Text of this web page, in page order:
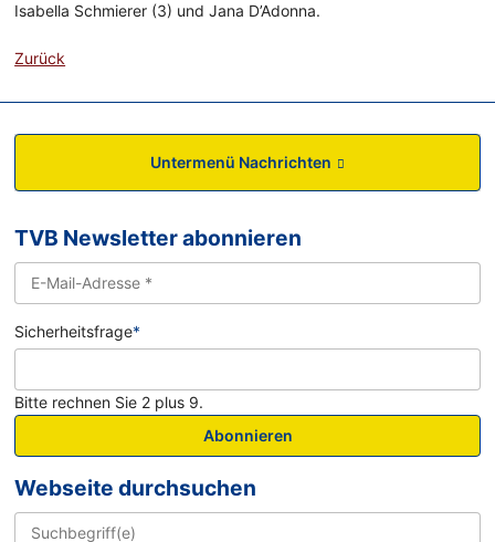
Isabella Schmierer (3) und Jana D’Adonna.
Zurück
Untermenü Nachrichten
TVB Newsletter abonnieren
Sicherheitsfrage*
Bitte rechnen Sie 2 plus 9.
Abonnieren
Webseite durchsuchen